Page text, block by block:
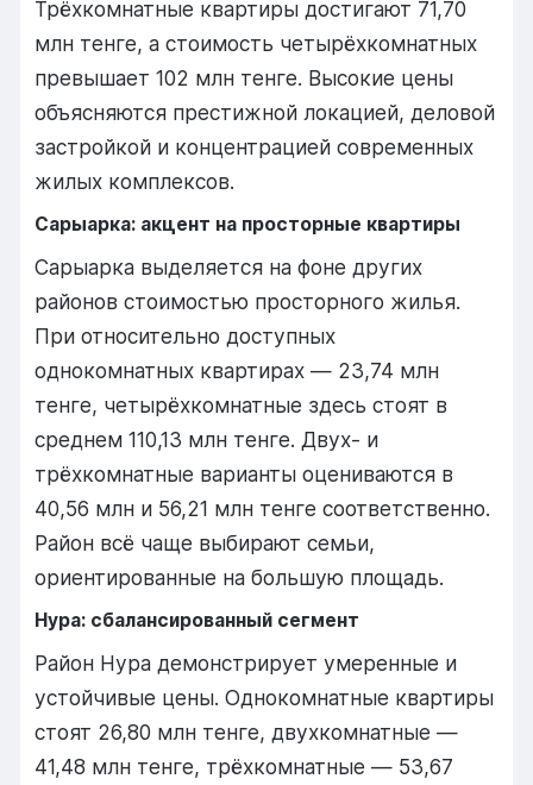
Трёхкомнатные квартиры достигают 71,70
млн тенге, а стоимость четырёхкомнатных
превышает 102 млн тенге. Высокие цены
объясняются престижной локацией, деловой
застройкой и концентрацией современных
жилых комплексов.
Сарыарка: акцент на просторные квартиры
Сарыарка выделяется на фоне других
районов стоимостью просторного жилья.
При относительно доступных
однокомнатных квартирах — 23,74 млн
тенге, четырёхкомнатные здесь стоят в
среднем 110,13 млн тенге. Двух- и
трёхкомнатные варианты оцениваются в
40,56 млн и 56,21 млн тенге соответственно.
Район всё чаще выбирают семьи,
ориентированные на большую площадь.
Нура: сбалансированный сегмент
Район Нура демонстрирует умеренные и
устойчивые цены. Однокомнатные квартиры
стоят 26,80 млн тенге, двухкомнатные —
41,48 млн тенге, трёхкомнатные — 53,67